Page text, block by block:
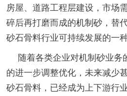
房屋、道路工程层建设，市场
碎后再打磨而成的机制砂 ，替
砂石骨料行业可持续发展的一种
随着各类企业对机制砂业务
的进一步调整优化，未来减少
砂石骨料，已经成为上下游行